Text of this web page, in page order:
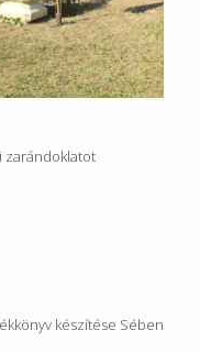
zarándoklatot
készítése Sében